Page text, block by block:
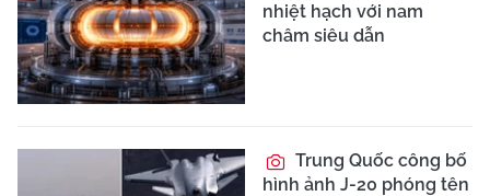
nhiệt hạch với nam
châm siêu dẫn
Trung Quốc công bố
hình ảnh J-20 phóng tên